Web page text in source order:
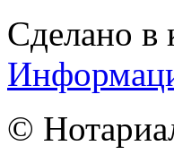
Сделано в
©